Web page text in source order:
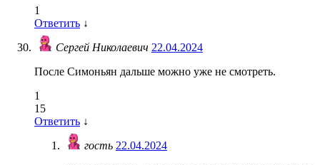
1
Ответить ↓
Сергей Николаевич 22.04.2024
После Симоньян дальше можно уже не смотреть.
1
15
Ответить ↓
гость 22.04.2024